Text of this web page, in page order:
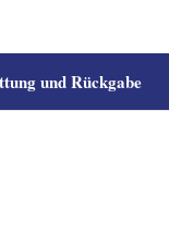
und Rückgabe